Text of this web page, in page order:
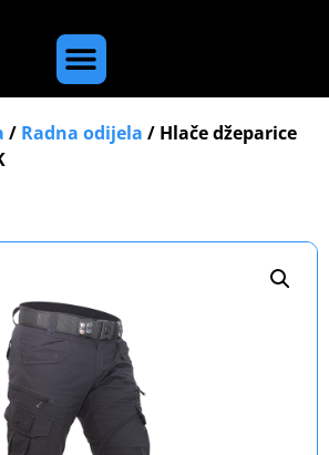
/ Radna odijela / Hlače džeparice